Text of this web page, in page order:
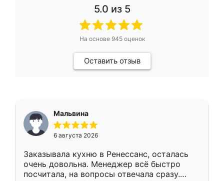
5.0 из 5
На основе 945оценок
Оставить отзыв
Мальвина
6 августа 2026
Заказывала кухню в Ренессанс, осталась
очень довольна. Менеджер всё быстро
посчитала, на вопросы отвечала сразу.